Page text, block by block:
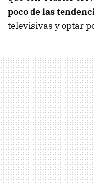
poco de las
televisivas y optar